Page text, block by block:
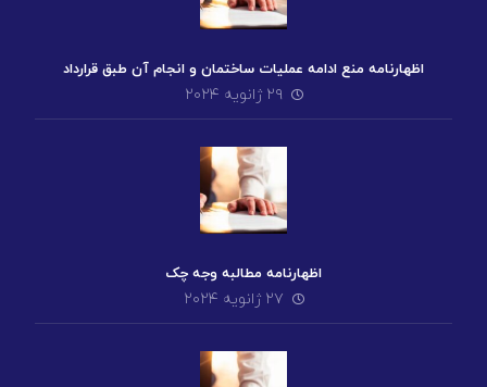
اظهارنامه منع ادامه عملیات ساختمان و انجام آن طبق قرارداد
۲۹ ژانویه ۲۰۲۴
اظهارنامه مطالبه وجه چک
۲۷ ژانویه ۲۰۲۴